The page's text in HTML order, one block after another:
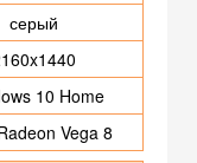
серый
10 Home
Vega 8